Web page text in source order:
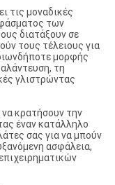
τις μοναδικές
των
διατάξουν σε
τους τέλειους για
μορφής
τη
γλιστρώντας
να κρατήσουν την
έναν κατάλληλο
σας για να μπούν
ασφάλεια,